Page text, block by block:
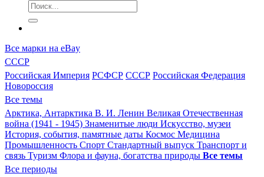
Все марки на eBay
СССР
Российская Империя РСФСР СССР Российская Федерация
Новороссия
Все темы
Арктика, Антарктика В. И. Ленин Великая Отечественная
война (1941 - 1945) Знаменитые люди Искусство, музеи
История, события, памятные даты Космос Медицина
Промышленность Спорт Стандартный выпуск Транспорт и
связь Туризм Флора и фауна, богатства природы Все темы
Все периоды